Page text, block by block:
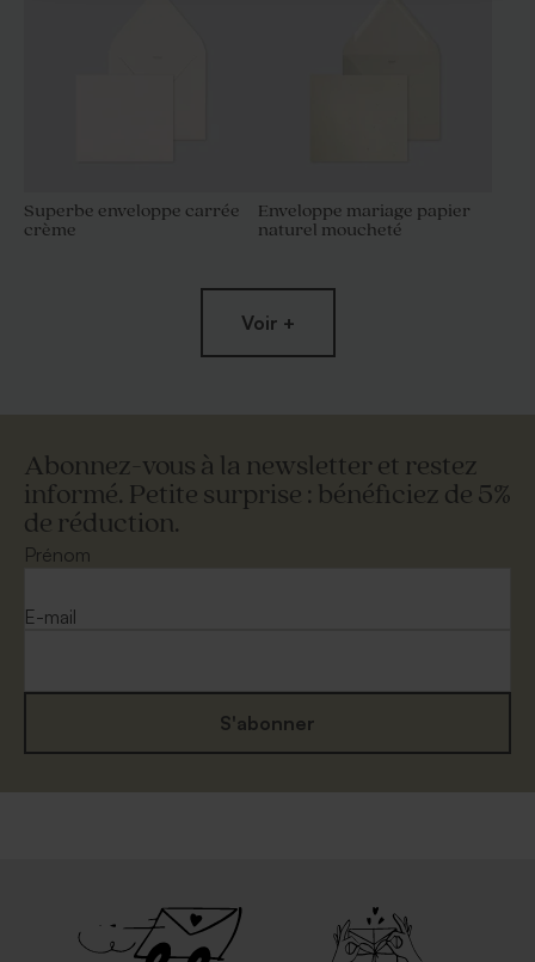
Superbe enveloppe carrée
crème
Enveloppe mariage papier
naturel moucheté
Magnifique enveloppe
carrée blanche
Voir +
Abonnez-vous à la newsletter et restez
informé. Petite surprise : bénéficiez de 5%
de réduction.
Prénom
E-mail
S'abonner